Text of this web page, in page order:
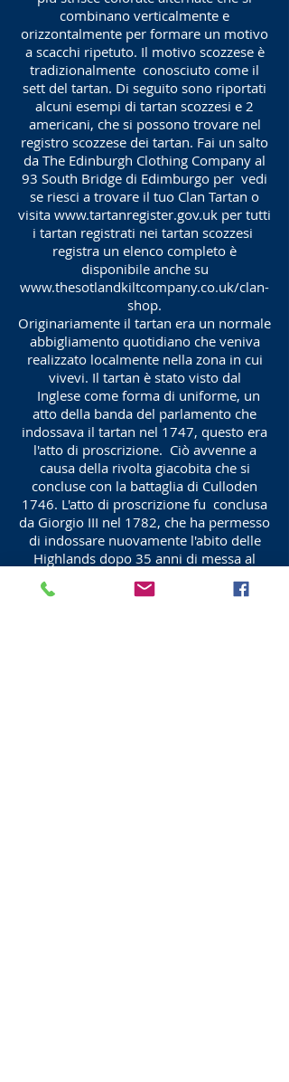
combinano verticalmente e
orizzontalmente per formare un motivo
a scacchi ripetuto. Il motivo scozzese è
tradizionalmente conosciuto come il
sett del tartan. Di seguito sono riportati
alcuni esempi di tartan scozzesi e 2
americani, che si possono trovare nel
registro scozzese dei tartan. Fai un salto
da The Edinburgh Clothing Company al
93 South Bridge di Edimburgo per vedi
se riesci a trovare il tuo Clan Tartan o
visita www.tartanregister.gov.uk per tutti
i tartan registrati nei tartan scozzesi
registra un elenco completo è
disponibile anche su
www.thesotlandkiltcompany.co.uk/clan-
shop.
Originariamente il tartan era un normale
abbigliamento quotidiano che veniva
realizzato localmente nella zona in cui
vivevi. Il tartan è stato visto dal
Inglese come forma di uniforme, un
atto della banda del parlamento che
indossava il tartan nel 1747, questo era
l'atto di proscrizione. Ciò avvenne a
causa della rivolta giacobita che si
concluse con la battaglia di Culloden
1746. L'atto di proscrizione fu conclusa
da Giorgio III nel 1782, che ha permesso
di indossare nuovamente l'abito delle
Highlands dopo 35 anni di messa al
bando. Ci sono 34 Stati Uniti con il
proprio tartan.